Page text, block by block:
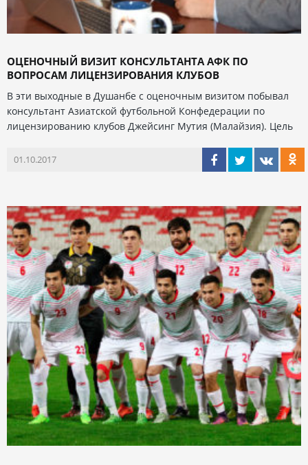
ОЦЕНОЧНЫЙ ВИЗИТ КОНСУЛЬТАНТА АФК ПО
ВОПРОСАМ ЛИЦЕНЗИРОВАНИЯ КЛУБОВ
В эти выходные в Душанбе с оценочным визитом побывал
консультант Азиатской футбольной Конфедерации по
лицензированию клубов Джейсинг Мутия (Малайзия). Цель
01.10.2017